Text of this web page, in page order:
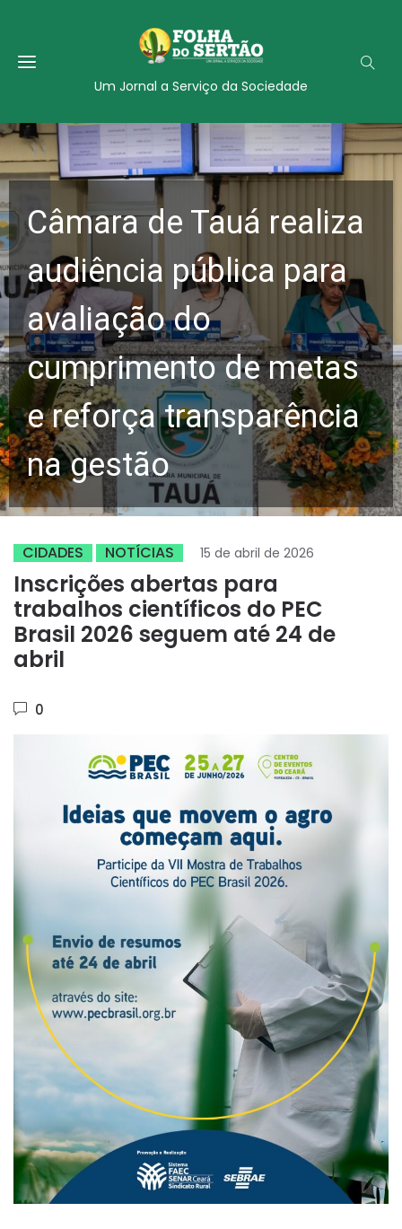
Um Jornal a Serviço da Sociedade
Câmara de Tauá realiza
audiência pública para
avaliação do
cumprimento de metas
e reforça transparência
na gestão
CIDADES NOTÍCIAS 15 de abril de 2026
Inscrições abertas para
trabalhos científicos do PEC
Brasil 2026 seguem até 24 de
abril
0